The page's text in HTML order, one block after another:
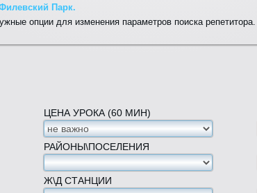
Парк.
опции для изменения параметров поиска репетитора.
ЦЕНА УРОКА (60 МИН)
РАЙОНЫ\ПОСЕЛЕНИЯ
Ж\Д СТАНЦИИ